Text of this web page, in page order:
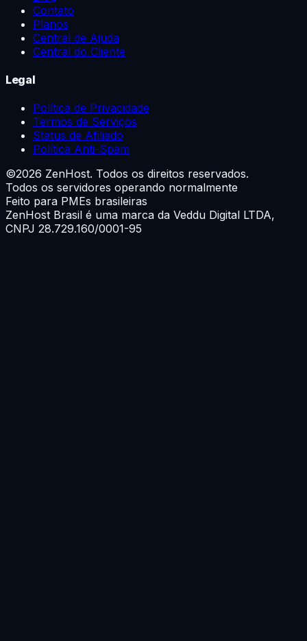
Contato
Planos
Central de Ajuda
Central do Cliente
Legal
Política de Privacidade
Termos de Serviços
Status de Afiliado
Política Anti-Spam
©2026 ZenHost. Todos os direitos reservados.
Todos os servidores operando normalmente
Feito para PMEs brasileiras
ZenHost Brasil é uma marca da Veddu Digital LTDA,
CNPJ 28.729.160/0001-95